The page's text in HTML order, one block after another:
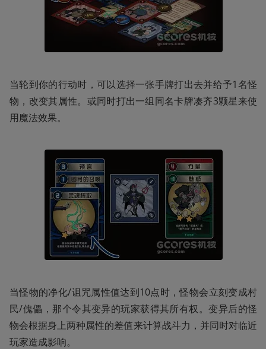
当轮到你的行动时，可以选择一张手牌打出去并给予1名怪
物，改变其属性。或同时打出一组同名卡牌凑齐3颗星来使
用魔法效果。
当怪物的净化/诅咒属性值达到10点时，怪物会立刻变成村
民/傀儡，那个令其变异的玩家获得其所有权。变异后的怪
物会根据身上两种属性的差值来计算战斗力，并同时对临近
玩家造成影响。